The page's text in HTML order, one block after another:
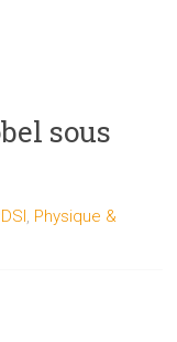
sous
Physique &